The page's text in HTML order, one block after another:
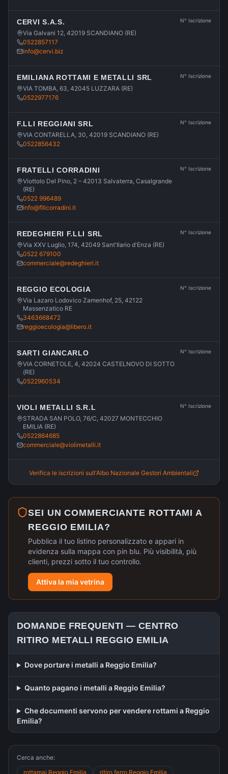
CERVI S.A.S.
Via Galvani 12, 42019 SCANDIANO (RE)
0522857117
info@cervi.biz
N° Iscrizione
EMILIANA ROTTAMI E METALLI SRL
VIA TOMBA, 63, 42045 LUZZARA (RE)
0522977176
N° Iscrizione
F.LLI REGGIANI SRL
VIA CONTARELLA, 30, 42019 SCANDIANO (RE)
0522856432
N° Iscrizione
FRATELLI CORRADINI
Viottolo Del Pino, 2 – 42013 Salvaterra, Casalgrande
(RE)
0522 996489
info@fllicorradini.it
N° Iscrizione
REDEGHIERI F.LLI SRL
Via XXV Luglio, 174, 42049 Sant'Ilario d'Enza (RE)
0522 679100
commerciale@redeghieri.it
N° Iscrizione
REGGIO ECOLOGIA
Via Lazaro Lodovico Zamenhof, 25, 42122
Massenzatico RE
3463668472
reggioecologia@libero.it
N° Iscrizione
SARTI GIANCARLO
VIA CORNETOLE, 4, 42024 CASTELNOVO DI SOTTO
(RE)
0522960534
N° Iscrizione
VIOLI METALLI S.R.L
STRADA SAN POLO, 76/C, 42027 MONTECCHIO
EMILIA (RE)
0522864685
commerciale@violimetalli.it
N° Iscrizione
Verifica le iscrizioni sull'Albo Nazionale Gestori Ambientali
SEI UN COMMERCIANTE ROTTAMI A
REGGIO EMILIA?
Pubblica il tuo listino personalizzato e appari in
evidenza sulla mappa con pin blu. Più visibilità, più
clienti, prezzi sotto il tuo controllo.
Attiva la mia vetrina
DOMANDE FREQUENTI — CENTRO
RITIRO METALLI REGGIO EMILIA
Dove portare i metalli a Reggio Emilia?
Quanto pagano i metalli a Reggio Emilia?
Che documenti servono per vendere rottami a Reggio
Emilia?
Cerca anche:
rottamai Reggio Emilia ritiro ferro Reggio Emilia